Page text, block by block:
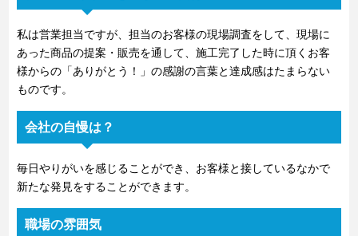
私は営業担当ですが、担当のお客様の現場調査をして、現場に
あった商品の提案・販売を通して、施工完了した時に頂くお客
様からの「ありがとう！」の感謝の言葉と達成感はたまらない
ものです。
会社の自慢は？
毎日やりがいを感じることができ、お客様と接しているなかで
新たな発見をすることができます。
職場の雰囲気